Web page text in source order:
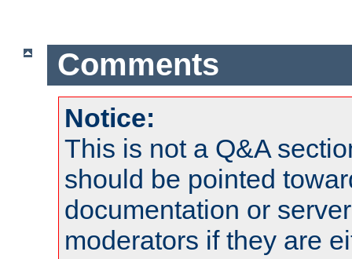
Comments
Notice:
This is not a Q&A
should be pointed
documentation or
moderators if they are